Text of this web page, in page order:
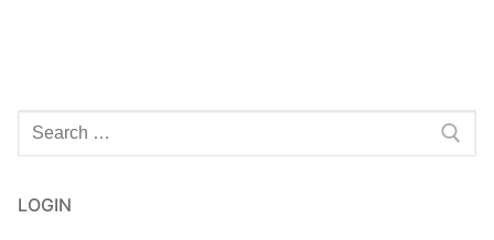
Rechercher
:
LOGIN